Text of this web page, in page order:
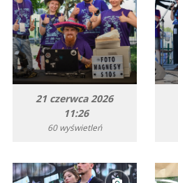
21 czerwca 2026
11:26
60 wyświetleń